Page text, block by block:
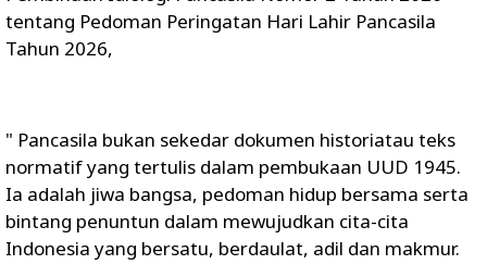
tentang Pedoman Peringatan Hari Lahir Pancasila
Tahun 2026,
" Pancasila bukan sekedar dokumen historiatau teks
normatif yang tertulis dalam pembukaan UUD 1945.
Ia adalah jiwa bangsa, pedoman hidup bersama serta
bintang penuntun dalam mewujudkan cita-cita
Indonesia yang bersatu, berdaulat, adil dan makmur.